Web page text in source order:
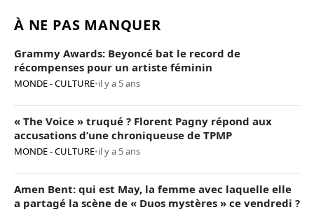
À NE PAS MANQUER
Grammy Awards: Beyoncé bat le record de
récompenses pour un artiste féminin
MONDE - CULTURE•il y a 5 ans
« The Voice » truqué ? Florent Pagny répond aux
accusations d’une chroniqueuse de TPMP
MONDE - CULTURE•il y a 5 ans
Amen Bent: qui est May, la femme avec laquelle elle
a partagé la scène de « Duos mystères » ce vendredi ?